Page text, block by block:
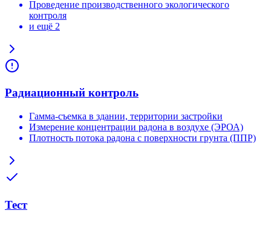
Проведение производственного экологического
контроля
и ещё 2
Радиационный контроль
Гамма-съемка в здании, территории застройки
Измерение концентрации радона в воздухе (ЭРОА)
Плотность потока радона с поверхности грунта (ППР)
Тест